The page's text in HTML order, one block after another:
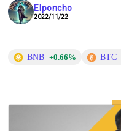
Elponcho
2022/11/22
BNB +0.66% BTC